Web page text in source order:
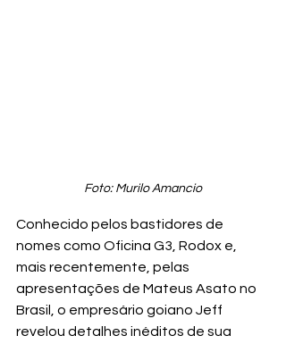
Foto: Murilo Amancio
Conhecido pelos bastidores de
nomes como Oficina G3, Rodox e,
mais recentemente, pelas
apresentações de Mateus Asato no
Brasil, o empresário goiano Jeff
revelou detalhes inéditos de sua